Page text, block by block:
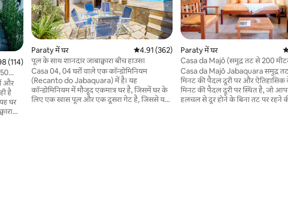
5 में से 4.98, 114 समीक्षाएँ
(114)
और
है
घर
Paraty में घर औसत रेटिंग 5 में से 4.91, 362 समीक्षाएँ
4.91 (362)
पूल के साथ शानदार जाबाक्वारा बीच हाउस।
Casa 04, 04 घरों वाले एक कॉन्डोमिनियम
(Recanto do Jabaquara) में है। यह
कॉन्डोमिनियम में मौजूद एकमात्र घर है, जिसमें घर के
लिए एक खास पूल और एक दूसरा गेट है, जिससे यह
Paraty में घर
Casa da Majô (समुद्र तट से 200
Casa da Majô Jabaquara समुद्र
मिनट की पैदल दूरी पर और ऐतिहासिक
मिनट की पैदल दूरी पर स्थित है, जो
हलचल से दूर होने के बिना तट पर रहने